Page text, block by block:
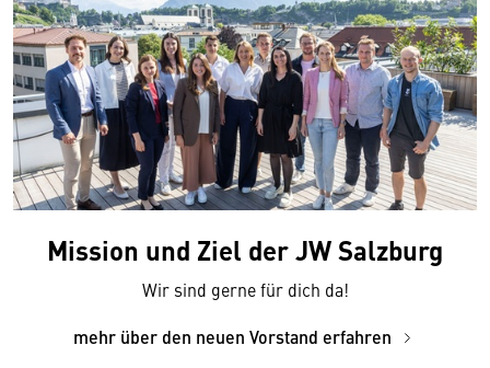
Mission und Ziel der JW Salzburg
Wir sind gerne für dich da!
mehr über den neuen Vorstand erfahren